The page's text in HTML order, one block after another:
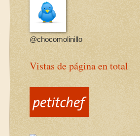
@chocomolinillo
Vistas de página en total